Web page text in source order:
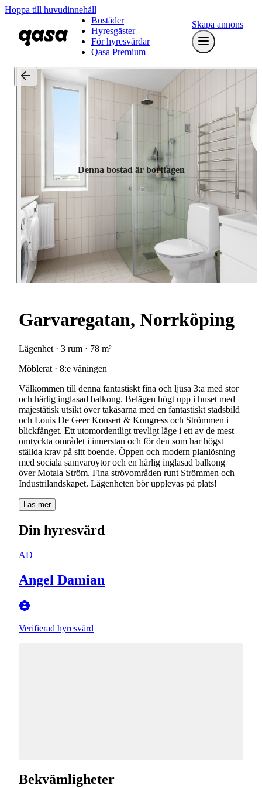
Hoppa till huvudinnehåll
Bostäder
Hyresgäster
För hyresvärdar
Qasa Premium
Skapa annons
Denna bostad är borttagen
Garvaregatan, Norrköping
Lägenhet · 3 rum · 78 m²
Möblerat · 8:e våningen
Välkommen till denna fantastiskt fina och ljusa 3:a med stor
och härlig inglasad balkong. Belägen högt upp i huset med
majestätisk utsikt över takåsarna med en fantastiskt stadsbild
och Louis De Geer Konsert & Kongress och Strömmen i
blickfånget. Ett utomordentligt trevligt läge i ett av de mest
omtyckta området i innerstan och för den som har högst
ställda krav på sitt boende. Öppen och modern planlösning
med sociala samvaroytor och en härlig inglasad balkong
över Motala Ström. Fina strövområden runt Strömmen och
Industrilandskapet. Lägenheten bör upplevas på plats!
Läs mer
Din hyresvärd
AD
Angel Damian
Verifierad hyresvärd
Bekvämligheter